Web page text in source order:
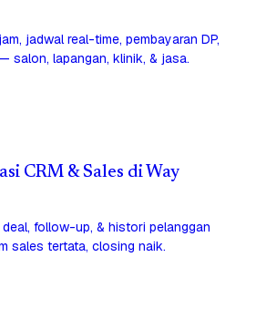
jadwal real-time, pembayaran DP,
salon, lapangan, klinik, & jasa.
CRM & Sales di Way
follow-up, & histori pelanggan
sales tertata, closing naik.